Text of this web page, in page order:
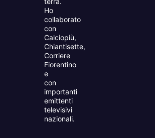
Ho
collaborato
con
Calciopiù,
Chiantisette,
Corriere
Fiorentino
e
con
importanti
emittenti
televisivi
nazionali.